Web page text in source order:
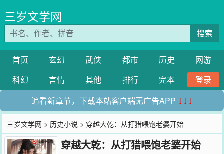
三岁文学网
搜索
首页 玄幻 武侠 都市 历史
网游
科幻
言情 其他 排行 完本
登录
追看新章节，下载本站客户端无广告APP ↓↓↓
三岁文学网 > 历史小说 > 穿越大乾：从打猎喂饱老婆开始
穿越大乾：从打猎喂饱老婆开始